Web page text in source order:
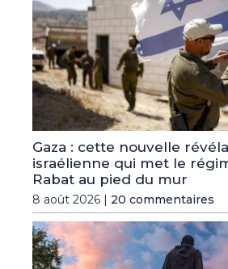
Gaza : cette nouvelle
israélienne qui met le
Rabat au pied du mur
8 août 2026 | 20 commentaires